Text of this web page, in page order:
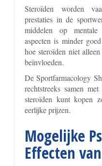
Steroïden worden
prestaties in de
middelen op mentale
aspecten is minder
hoe steroïden niet
beïnvloeden.
De Sportfarmacology
rechtstreeks samen
steroïden kunt kopen
eerlijke prijzen.
Mogelijke
Effecten